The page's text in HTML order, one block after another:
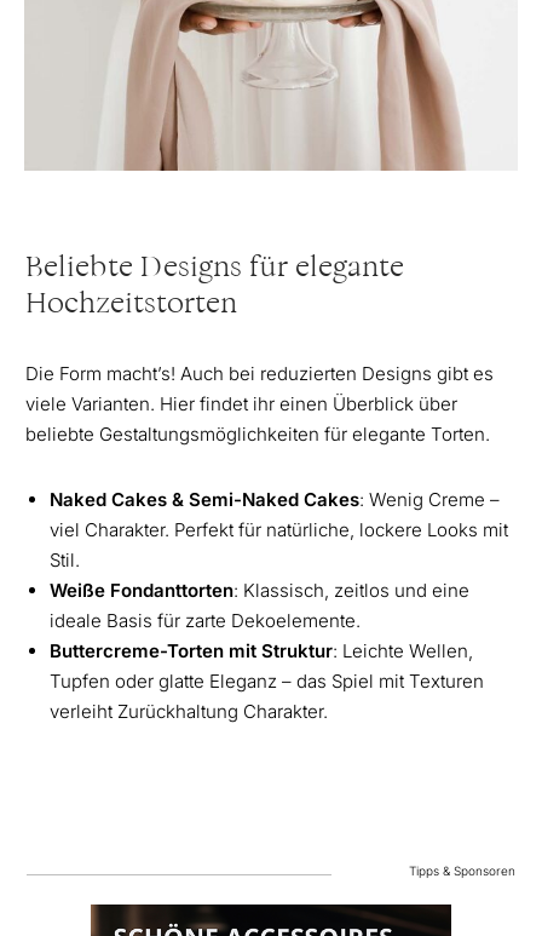
Beliebte Designs für elegante
Hochzeitstorten
Die Form macht’s! Auch bei reduzierten Designs gibt es
viele Varianten. Hier findet ihr einen Überblick über
beliebte Gestaltungsmöglichkeiten für elegante Torten.
Naked Cakes & Semi-Naked Cakes: Wenig Creme –
viel Charakter. Perfekt für natürliche, lockere Looks mit
Stil.
Weiße Fondanttorten: Klassisch, zeitlos und eine
ideale Basis für zarte Dekoelemente.
Buttercreme-Torten mit Struktur: Leichte Wellen,
Tupfen oder glatte Eleganz – das Spiel mit Texturen
verleiht Zurückhaltung Charakter.
Tipps & Sponsoren